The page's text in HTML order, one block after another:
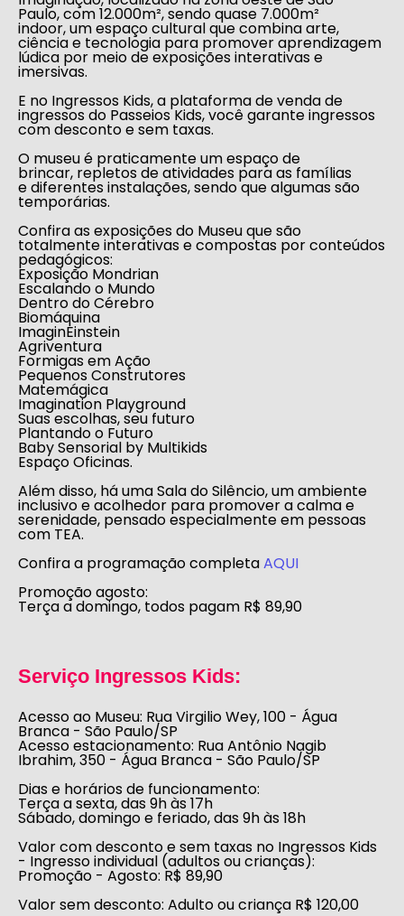
Paulo, com 12.000m², sendo quase 7.000m²
indoor, um espaço cultural que combina arte,
ciência e tecnologia para promover aprendizagem
lúdica por meio de exposições interativas e
imersivas.
E no Ingressos Kids, a plataforma de venda de
ingressos do Passeios Kids, você garante ingressos
com desconto e sem taxas.
O museu é praticamente um espaço de
brincar, repletos de atividades para as famílias
e diferentes instalações, sendo que algumas são
temporárias.
Confira as exposições do Museu que são
totalmente interativas e compostas por conteúdos
pedagógicos:
Exposição Mondrian
Escalando o Mundo
Dentro do Cérebro
Biomáquina
ImaginEinstein
Agriventura
Formigas em Ação
Pequenos Construtores
Matemágica
Imagination Playground
Suas escolhas, seu futuro
Plantando o Futuro
Baby Sensorial by Multikids
Espaço Oficinas.
Além disso, há umaSala do Silêncio, um ambiente
inclusivo e acolhedor para promover a calma e
serenidade, pensado especialmente em pessoas
com TEA.
Confira a programação completaAQUI
Promoção agosto:
Terça a domingo, todos pagam R$ 89,90
Serviço Ingressos Kids:
Acesso ao Museu: Rua Virgilio Wey, 100 - Água
Branca - São Paulo/SP
Acesso estacionamento: Rua Antônio Nagib
Ibrahim, 350 - Água Branca - São Paulo/SP
Dias e horários de funcionamento:
Terça a sexta, das 9h às 17h
Sábado, domingo e feriado, das 9h às 18h
Valor com desconto e sem taxas no Ingressos Kids
- Ingresso individual (adultos ou crianças):
Promoção - Agosto: R$ 89,90
Valor sem desconto: Adulto ou criança R$ 120,00